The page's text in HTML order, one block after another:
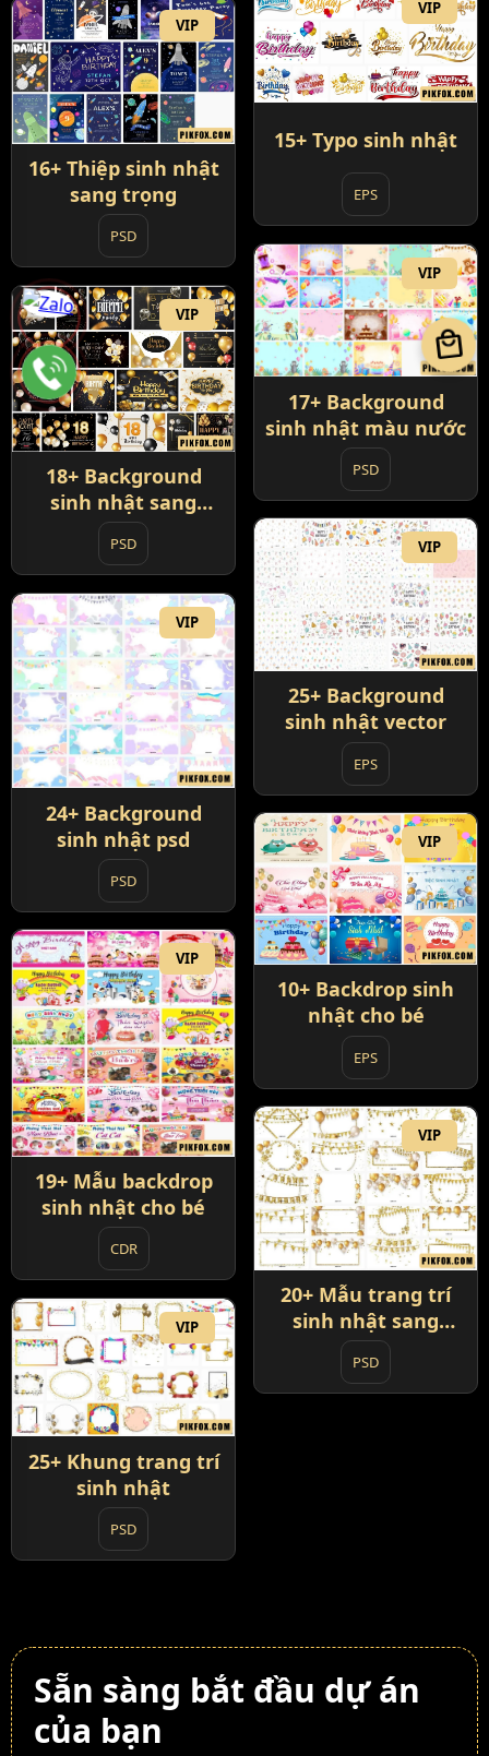
VIP
15+ Typo sinh nhật
EPS
VIP
16+ Thiệp sinh nhật
sang trọng
PSD
VIP
17+ Background
sinh nhật màu nước
PSD
VIP
18+ Background
sinh nhật sang
trọng
PSD VIP
25+ Background
sinh nhật vector
EPS
VIP
24+ Background
sinh nhật psd
PSD
VIP
10+ Backdrop sinh
nhật cho bé
EPS
VIP
19+ Mẫu backdrop
sinh nhật cho bé
CDR
VIP
20+ Mẫu trang trí
sinh nhật sang
trọng
PSD
VIP
25+ Khung trang trí
sinh nhật
PSD
Sẵn sàng bắt đầu dự án
của bạn
local_mall